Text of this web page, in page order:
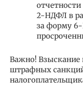
2-НДФЛ в
за форму
Важно! Взыскание
штрафных